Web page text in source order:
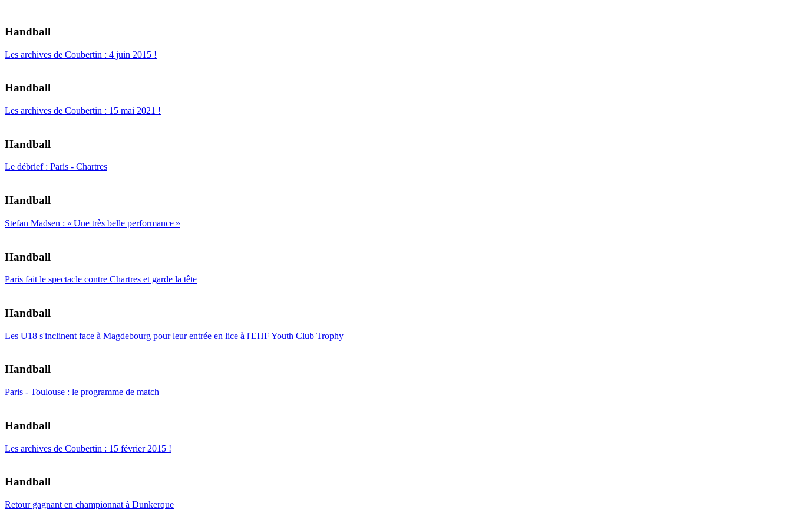
Handball
Les archives de Coubertin : 4 juin 2015 !
Handball
Les archives de Coubertin : 15 mai 2021 !
Handball
Le débrief : Paris - Chartres
Handball
Stefan Madsen : « Une très belle performance »
Handball
Paris fait le spectacle contre Chartres et garde la tête
Handball
Les U18 s'inclinent face à Magdebourg pour leur entrée en lice à l'EHF Youth Club Trophy
Handball
Paris - Toulouse : le programme de match
Handball
Les archives de Coubertin : 15 février 2015 !
Handball
Retour gagnant en championnat à Dunkerque